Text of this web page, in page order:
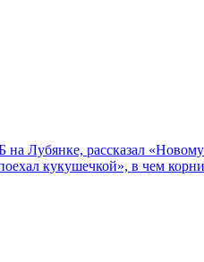
Лубянке, рассказал
кукушечкой», в чем